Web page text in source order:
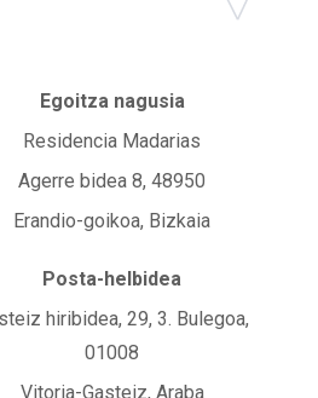
Egoitza nagusia
Residencia Madarias
Agerre bidea 8, 48950
Erandio-goikoa, Bizkaia
Posta-helbidea
hiribidea, 29, 3. Bulegoa,
01008
Vitoria-Gasteiz, Araba